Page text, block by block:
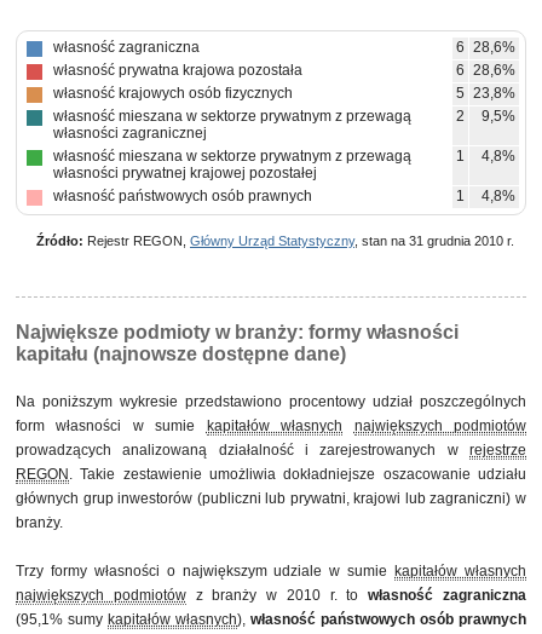
własność zagraniczna 6 28,6%
własność prywatna krajowa pozostała
6 28,6%
własność krajowych osób fizycznych
5 23,8%
własność mieszana w sektorze prywatnym z przewagą
własności zagranicznej
2 9,5%
własność mieszana w sektorze prywatnym z przewagą
własności prywatnej krajowej pozostałej
1 4,8%
własność państwowych osób prawnych 1 4,8%
Źródło: Rejestr REGON, Główny Urząd Statystyczny, stan na 31 grudnia 2010 r.
Największe podmioty w branży: formy własności
kapitału (najnowsze dostępne dane)
Na poniższym wykresie przedstawiono procentowy udział poszczególnych
form własności w sumie
kapitałów własnych
największych podmiotów
prowadzących analizowaną działalność i zarejestrowanych w rejestrze
REGON . Takie zestawienie umożliwia dokładniejsze oszacowanie udziału
głównych grup inwestorów (publiczni lub prywatni, krajowi lub zagraniczni) w
branży.
Trzy formy własności o największym udziale w sumie
kapitałów własnych
największych podmiotówz branży w 2010 r. towłasność zagraniczna
(95,1% sumy kapitałów własnych), własność państwowych osób prawnych